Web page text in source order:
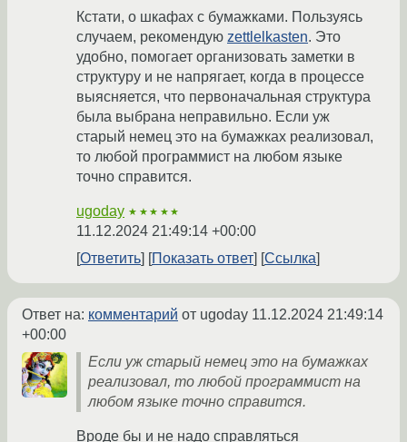
Кстати, о шкафах с бумажками. Пользуясь
случаем, рекомендую zettlelkasten. Это
удобно, помогает организовать заметки в
структуру и не напрягает, когда в процессе
выясняется, что первоначальная структура
была выбрана неправильно. Если уж
старый немец это на бумажках реализовал,
то любой программист на любом языке
точно справится.
ugoday ★★★★★
11.12.2024 21:49:14 +00:00
Ответить
Показать ответ Ссылка
Ответ на: комментарий от ugoday 11.12.2024 21:49:14
+00:00
Если уж старый немец это на бумажках
реализовал, то любой программист на
любом языке точно справится.
Вроде бы и не надо справляться